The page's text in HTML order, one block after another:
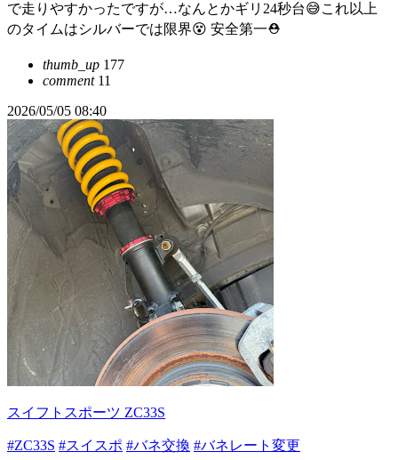
で走りやすかったですが…なんとかギリ24秒台😅これ以上
のタイムはシルバーでは限界😵 安全第一⛑️
thumb_up 177
comment11
2026/05/05 08:40
スイフトスポーツ ZC33S
#ZC33S #スイスポ #バネ交換 #バネレート変更